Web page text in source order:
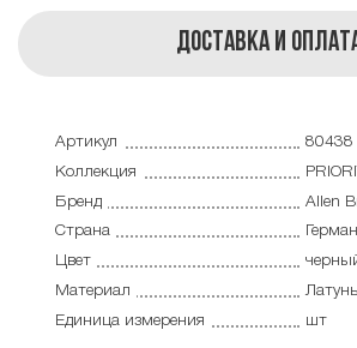
Доставка и
Артикул
80438
Коллекция
Бренд
Allen
Страна
Цвет
Материал
Единица измерения
шт